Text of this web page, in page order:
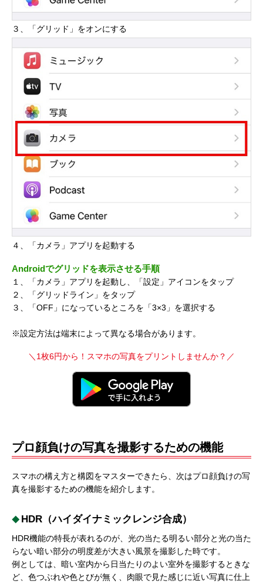
３、「グリッド」をオンにする
４、「カメラ」アプリを起動する
Androidでグリッドを表示させる手順
１、「カメラ」アプリを起動し、「設定」アイコンをタップ
２、「グリッドライン」をタップ
３、「OFF」になっているところを「3×3」を選択する
※設定方法は端末によって異なる場合があります。
＼1枚6円から！スマホの写真をプリントしませんか？／
プロ顔負けの写真を撮影するための機能
スマホの構え方と構図をマスターできたら、次はプロ顔負けの写
真を撮影するための機能を紹介します。
HDR（ハイダイナミックレンジ合成）
HDR機能の特長が表れるのが、光の当たる明るい部分と光の当た
らない暗い部分の明度差が大きい風景を撮影した時です。
例としては、暗い室内から日当たりのよい室外を撮影するときな
ど、色つぶれや色とびが無く、肉眼で見た感じに近い写真に仕上